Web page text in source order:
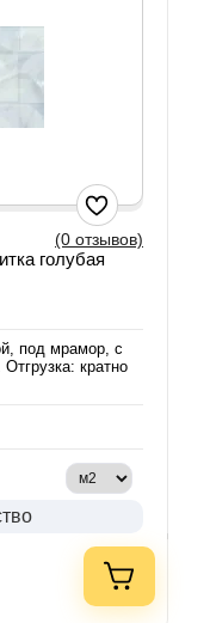
(0 отзывов)
голубая
под мрамор, с
кратно